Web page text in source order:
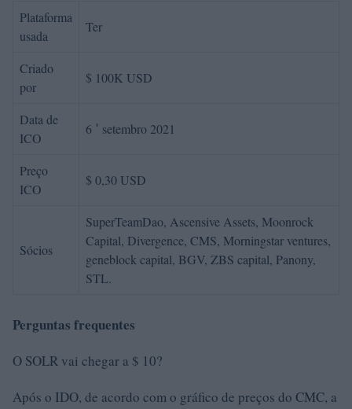
Plataforma
usada
Ter
Criado
por
$ 100K USD
Data de
ICO
6 ª setembro 2021
Preço
ICO
$ 0,30 USD
Sócios
SuperTeamDao, Ascensive Assets, Moonrock
Capital, Divergence, CMS, Morningstar ventures,
geneblock capital, BGV, ZBS capital, Panony,
STL.
Perguntas frequentes
O SOLR vai chegar a $ 10?
Após o IDO, de acordo com o gráfico de preços do CMC, a